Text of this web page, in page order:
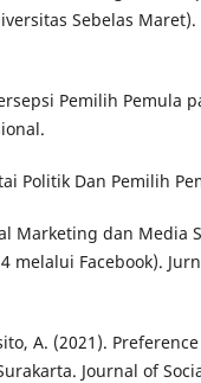
Sebelas
Pemilih Pemula
Politik Dan Pemilih
Marketing dan Media
melalui Facebook).
A. (2021).
Journal of